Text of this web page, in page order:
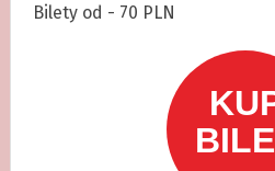
Bilety od - 70 PLN